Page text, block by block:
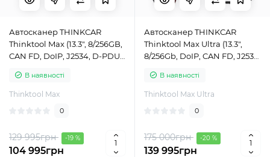
Автосканер THINKCAR
Thinktool Max (13.3", 8/256GB,
CAN FD, DoIP, J2534, D-PDU,
В наявності
Thinktool Max
0
129 995грн -19 %
104 995грн
Автосканер THINKCAR
Thinktool Max Ultra (13.3",
8/256Gb, DoIP, CAN FD, J2534,
програмування)
В наявності
Thinktool Max Ultra
0
175 000грн -20 %
139 995грн